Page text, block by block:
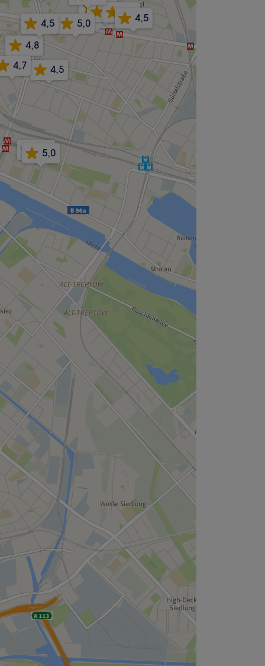
4,5
5,0
4,7
4,5
4,8
4,9 4,7
5,0
5,0
4,7
4,5
4,5